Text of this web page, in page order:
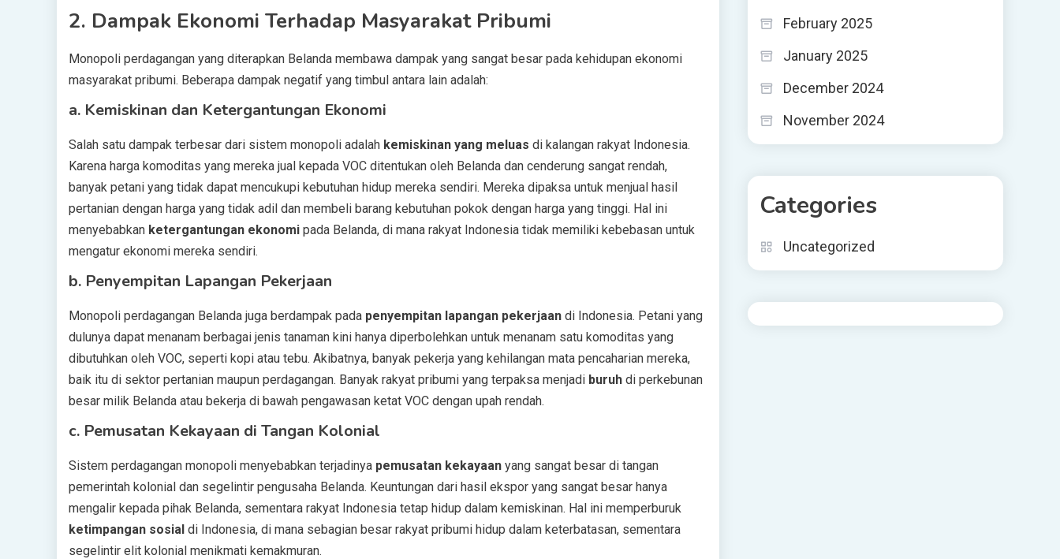
2. Dampak Ekonomi Terhadap Masyarakat Pribumi
Monopoli perdagangan yang diterapkan Belanda membawa dampak yang sangat besar pada kehidupan ekonomi
masyarakat pribumi. Beberapa dampak negatif yang timbul antara lain adalah:
a. Kemiskinan dan Ketergantungan Ekonomi
Salah satu dampak terbesar dari sistem monopoli adalah kemiskinan yang meluas di kalangan rakyat Indonesia.
Karena harga komoditas yang mereka jual kepada VOC ditentukan oleh Belanda dan cenderung sangat rendah,
banyak petani yang tidak dapat mencukupi kebutuhan hidup mereka sendiri. Mereka dipaksa untuk menjual hasil
pertanian dengan harga yang tidak adil dan membeli barang kebutuhan pokok dengan harga yang tinggi. Hal ini
menyebabkan ketergantungan ekonomi pada Belanda, di mana rakyat Indonesia tidak memiliki kebebasan untuk
mengatur ekonomi mereka sendiri.
b. Penyempitan Lapangan Pekerjaan
Monopoli perdagangan Belanda juga berdampak pada penyempitan lapangan pekerjaan di Indonesia. Petani yang
dulunya dapat menanam berbagai jenis tanaman kini hanya diperbolehkan untuk menanam satu komoditas yang
dibutuhkan oleh VOC, seperti kopi atau tebu. Akibatnya, banyak pekerja yang kehilangan mata pencaharian mereka,
baik itu di sektor pertanian maupun perdagangan. Banyak rakyat pribumi yang terpaksa menjadi buruh di perkebunan
besar milik Belanda atau bekerja di bawah pengawasan ketat VOC dengan upah rendah.
c. Pemusatan Kekayaan di Tangan Kolonial
Sistem perdagangan monopoli menyebabkan terjadinya pemusatan kekayaan yang sangat besar di tangan
pemerintah kolonial dan segelintir pengusaha Belanda. Keuntungan dari hasil ekspor yang sangat besar hanya
mengalir kepada pihak Belanda, sementara rakyat Indonesia tetap hidup dalam kemiskinan. Hal ini memperburuk
ketimpangan sosial di Indonesia, di mana sebagian besar rakyat pribumi hidup dalam keterbatasan, sementara
segelintir elit kolonial menikmati kemakmuran.
February 2025
January 2025
December 2024
November 2024
Categories
Uncategorized